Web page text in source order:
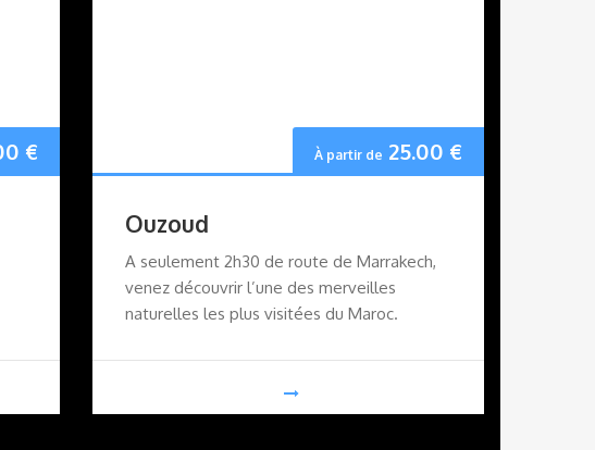
€ À partir de 25.00 €
Ouzoud
A seulement 2h30 de route de Marrakech,
venez découvrir l’une des merveilles
naturelles les plus visitées du Maroc.